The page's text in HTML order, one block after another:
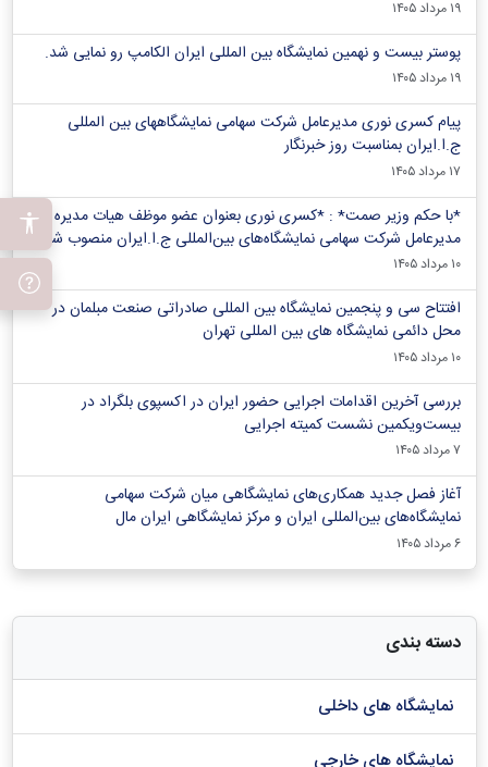
۱۹ مرداد ۱۴۰۵
پوستر بیست و نهمین نمایشگاه بین المللی ایران الکامپ رو نمایی شد.
۱۹ مرداد ۱۴۰۵
پیام کسری نوری مدیرعامل شرکت سهامی نمایشگاههای بین المللی
ج.ا.ایران بمناسبت روز خبرنگار
۱۷ مرداد ۱۴۰۵
*با حکم وزیر صمت* : *کسری نوری بعنوان عضو موظف هیات مدیره و
مدیرعامل شرکت سهامی نمایشگاه‌های بین‌المللی ج.ا.ایران منصوب شد*
۱۰ مرداد ۱۴۰۵
افتتاح سی و پنجمین نمایشگاه بین المللی صادراتی صنعت مبلمان در
محل دائمی نمایشگاه های بین المللی تهران
۱۰ مرداد ۱۴۰۵
بررسی آخرین اقدامات اجرایی حضور ایران در اکسپوی بلگراد در
بیست‌ویکمین نشست کمیته اجرایی
۷ مرداد ۱۴۰۵
آغاز فصل جدید همکاری‌های نمایشگاهی میان شرکت سهامی
نمایشگاه‌های بین‌المللی ایران و مرکز نمایشگاهی ایران‌ مال
۶ مرداد ۱۴۰۵
دسته بندی
نمایشگاه های داخلی
نمایشگاه های خارجی